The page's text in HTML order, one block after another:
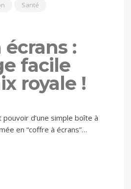
Santé
écrans :
facile
royale !
pouvoir d’une simple boîte à
en “coffre à écrans”…